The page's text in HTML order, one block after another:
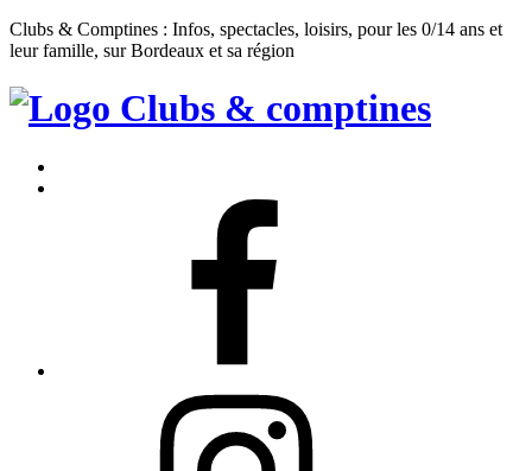
Clubs & Comptines : Infos, spectacles, loisirs, pour les 0/14 ans et
leur famille, sur Bordeaux et sa région
Clubs
Comptines